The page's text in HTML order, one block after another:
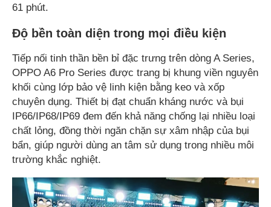
61 phút.
Độ bền toàn diện trong mọi điều kiện
Tiếp nối tinh thần bền bỉ đặc trưng trên dòng A Series,
OPPO A6 Pro Series được trang bị khung viền nguyên
khối cùng lớp bảo vệ linh kiện bằng keo và xốp
chuyên dụng. Thiết bị đạt chuẩn kháng nước và bụi
IP66/IP68/IP69 đem đến khả năng chống lại nhiều loại
chất lỏng, đồng thời ngăn chặn sự xâm nhập của bụi
bẩn, giúp người dùng an tâm sử dụng trong nhiều môi
trường khắc nghiệt.